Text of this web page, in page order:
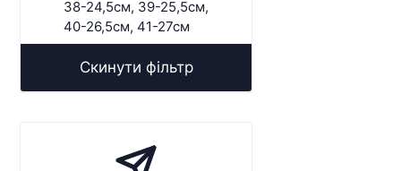
38-24,5см, 39-25,5см,
40-26,5см, 41-27см
Скинути фільтр